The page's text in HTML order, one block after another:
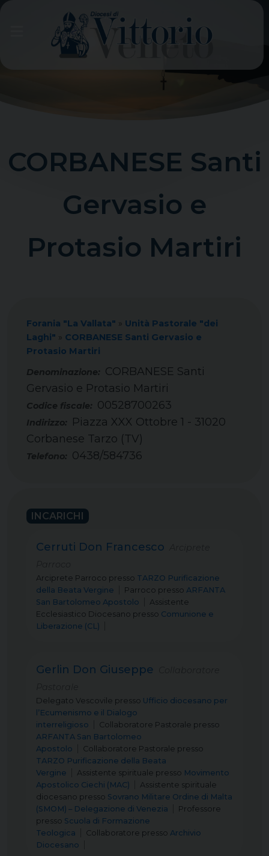
CORBANESE Santi
Gervasio e
Protasio Martiri
Forania "La Vallata" » Unità Pastorale "dei
Laghi" » CORBANESE Santi Gervasio e
Protasio Martiri
CORBANESE Santi
Gervasio e Protasio Martiri
Codice fiscale: 00528700263
Telefono: 0438/584736
Indirizzo:
Piazza XXX Ottobre 1 - 31020
Corbanese Tarzo (TV)
INCARICHI
Cerruti Don Francesco
Arciprete Parroco presso TARZO Purificazione
della Beata Vergine
Parroco presso ARFANTA
San Bartolomeo Apostolo
Assistente
Ecclesiastico Diocesano presso Comunione e
Liberazione (CL)
Gerlin Don Giuseppe
Delegato Vescovile presso Ufficio diocesano per
l’Ecumenismo e il Dialogo
interreligioso
Collaboratore Pastorale presso
ARFANTA San Bartolomeo
Apostolo
Collaboratore Pastorale presso
TARZO Purificazione della Beata
Vergine
Assistente spirituale presso Movimento
Apostolico Ciechi (MAC)
Assistente spirituale
diocesano presso Sovrano Militare Ordine di Malta
(SMOM) – Delegazione di Venezia
Professore
presso Scuola di Formazione
Teologica
Collaboratore presso Archivio
Diocesano